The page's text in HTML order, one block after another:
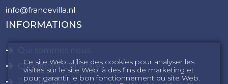
info@francevilla.nl
INFORMATIONS
Conditions Générales
Propriétaires
Ce site Web utilise des cookies pour analyser les
visites sur le site Web, à des fins de marketing et
pour garantir le bon fonctionnement du site Web.